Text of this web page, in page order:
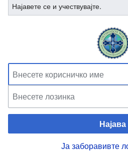
Најавете се и учествувајте.
Најава
Ја заборавивте